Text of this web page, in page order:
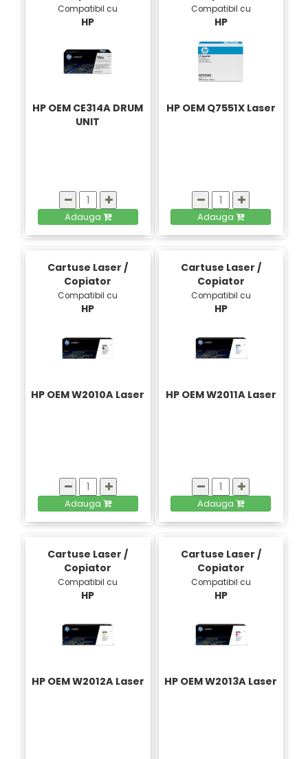
Compatibil cu
HP
HP OEM CE314A DRUM
UNIT
Adauga
Compatibil cu
HP
HP OEM Q7551X Laser
Adauga
Cartuse Laser /
Copiator
Compatibil cu
HP
HP OEM W2010A Laser
Adauga
Cartuse Laser /
Copiator
Compatibil cu
HP
HP OEM W2011A Laser
Adauga
Cartuse Laser /
Copiator
Compatibil cu
HP
HP OEM W2012A Laser
Cartuse Laser /
Copiator
Compatibil cu
HP
HP OEM W2013A Laser